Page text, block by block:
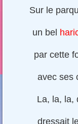
Sur le
un bel
par cette
avec ses
La, la, la,
dressait